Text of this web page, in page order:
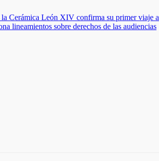
Cerámica León XIV confirma su primer viaje
lineamientos sobre derechos de las audiencias